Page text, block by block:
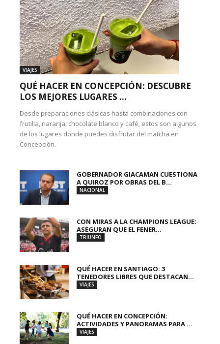
VIAJES
QUÉ HACER EN CONCEPCIÓN: DESCUBRE
LOS MEJORES LUGARES ...
Desde preparaciones clásicas hasta combinaciones con
frutilla, naranja, chocolate blanco y café, estos son algunos
de los lugares donde puedes disfrutar del matcha en
Concepción.
GOBERNADOR GIACAMAN CUESTIONA
A QUIROZ POR OBRAS DEL B...
NACIONAL
CON MIRAS A LA CHAMPIONS LEAGUE:
ASEGURAN QUE EL FENER...
TRIUNFO
QUÉ HACER EN SANTIAGO: 3
TENEDORES LIBRES QUE DESTACAN...
VIAJES
QUÉ HACER EN CONCEPCIÓN:
ACTIVIDADES Y PANORAMAS PARA ...
VIAJES